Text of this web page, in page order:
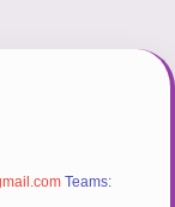
Teams: